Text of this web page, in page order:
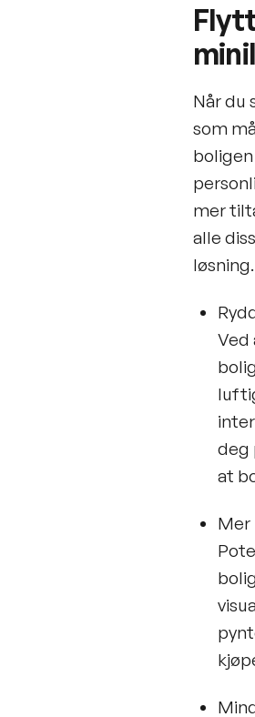
Når du
som
mer
alle
løsning.
Ved
deg
at
Mer